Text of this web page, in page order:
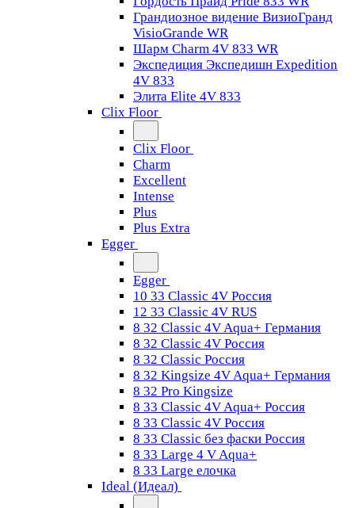
Грандиозное видение ВизиоГранд
VisioGrande WR
Шарм Charm 4V 833 WR
Экспедиция Экспедишн Expedition
4V 833
Элита Elite 4V 833
Clix Floor
Clix Floor
Charm
Excellent
Intense
Plus
Plus Extra
Egger
Egger
10 33 Classic 4V Россия
12 33 Classic 4V RUS
8 32 Classic 4V Aqua+ Германия
8 32 Classic 4V Россия
8 32 Classic Россия
8 32 Kingsize 4V Aqua+ Германия
8 32 Pro Kingsize
8 33 Classic 4V Aqua+ Россия
8 33 Classic 4V Россия
8 33 Classic без фаски Россия
8 33 Large 4 V Aqua+
8 33 Large елочка
Ideal (Идеал)